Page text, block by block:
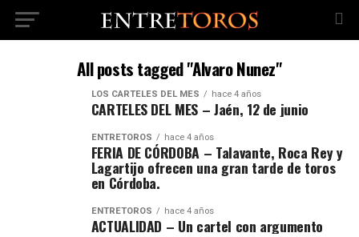
All posts tagged "Alvaro Nunez"
LOS CARTELES DEL MES hace 4 años
CARTELES DEL MES – Jaén, 12 de junio
ENTRETOROS hace 4 años
FERIA DE CÓRDOBA – Talavante, Roca Rey y
Lagartijo ofrecen una gran tarde de toros
en Córdoba.
ENTRETOROS hace 4 años
ACTUALIDAD – Un cartel con argumento